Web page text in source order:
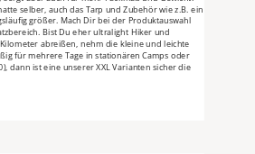
selber, auch das Tarp und Zubehör wie z.B. ein
größer. Mach Dir bei der Produktauswahl
Bist Du eher ultralight Hiker und
abreißen, nehm die kleine und leichte
für mehrere Tage in stationären Camps oder
dann ist eine unserer XXL Varianten sicher die